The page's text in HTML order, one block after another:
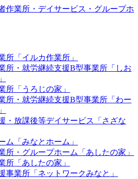
所「イルカ作業所」
所・就労継続支援B型事業所「しお
所「うろじの家」
所・就労継続支援B型事業所「わー
・放課後等デイサービス「さざな
ム「みなとホーム」
所・グループホーム「あしたの家」
所「あしたの家」
事業所「ネットワークみなと」